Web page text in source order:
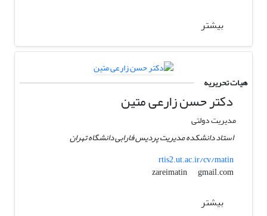
بیشتر
هیات تحریریه
دکتر حسن زارعی متین
مدیریت دولتی
استاد دانشکده مدیریت پردیس فارابی دانشگاه تهران
rtis2.ut.ac.ir/cv/matin
zareimatin
gmail.com
بیشتر